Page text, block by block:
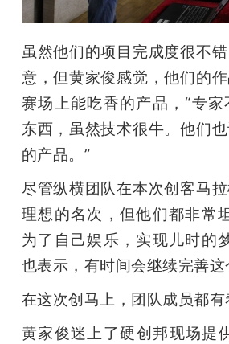
虽然他们的项目完成度很不
意，但黄家俊感觉，他们的
赛场上能吃香的产品，“专
东西，虽然技术很牛。他们
的产品。”
尽管纵横团队在本次创客马
理想的名次，但他们都非常
为了自己娱乐，实现儿时的
也表示，有时间会继续完善这
在这次创马上，团队成员都有
黄家俊迷上了硬创邦现场提